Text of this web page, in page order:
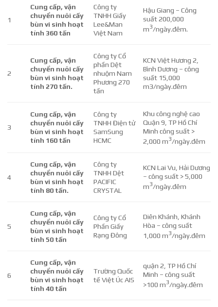
1
Cung cấp, vận
chuyển nuôi cấy
bùn vi sinh hoạt
tính 360 tấn
Công ty
TNHH Giấy
Lee&Man
Việt Nam
Hậu Giang – Công
suất 200,000
m3/ngày.đêm.
2
Cung cấp, vận
chuyển nuôi cấy
bùn vi sinh hoạt
tính 270 tấn.
Công ty Cổ
phần Dệt
nhuộm Nam
Phương 270
tấn
KCN Việt Hương 2,
Bình Dương – công
suất 15,000
m3/ngày.đêm
3
Cung cấp, vận
chuyển nuôi cấy
bùn vi sinh hoạt
tính 160 tấn
Công ty
TNHH Điện tử
SamSung
HCMC
Khu công nghệ cao
Quận 9, TP Hồ Chí
Minh công suất >
2,000 m3/ngày.đêm
4
Cung cấp, vận
chuyển nuôi cấy
bùn vi sinh hoạt
tính 80 tấn.
Công ty
TNHH Dệt
PACIFIC
CRYSTAL
KCN Lai Vu, Hải Dương
– công suất > 5,000
m3/ngày.đêm
5
Cung cấp, vận
chuyển nuôi cấy
bùn vi sinh hoạt
tính 50 tấn
Công ty Cổ
Phần Giấy
Rạng Đông
Diên Khánh, Khánh
Hòa – công suất
1,000 m3/ngày.đêm
6
Cung cấp, vận
chuyển nuôi cấy
bùn vi sinh hoạt
tính 40 tấn
Trường Quốc
tế Việt Úc AIS
quận 2, TP Hồ Chí
Minh – công suất
>100 m3/ngày.đêm